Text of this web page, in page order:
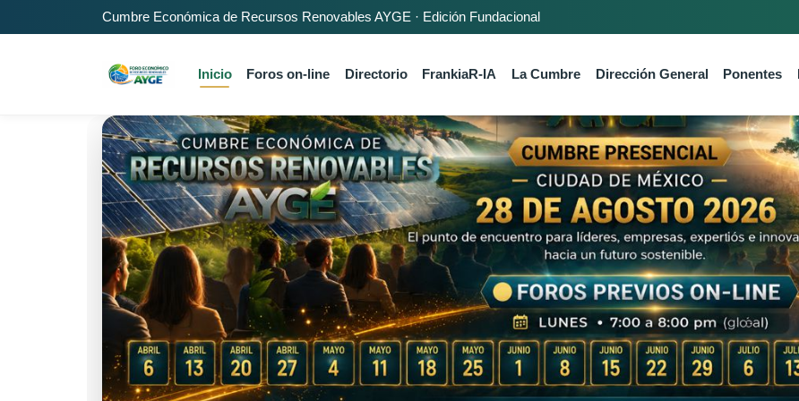
Cumbre Económica de Recursos Renovables AYGE · Edición Fundacional
Inicio Foros on-line Directorio FrankiaR-IA La Cumbre Dirección General Ponentes